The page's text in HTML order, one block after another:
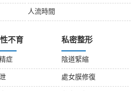
人流時間
不育
症
私密整形
陰道緊縮
處女膜修復